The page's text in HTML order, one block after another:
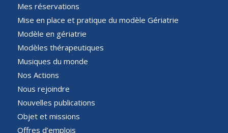
Mes réservations
Mise en place et pratique du modèle Gériatrie
Modèle en gériatrie
Modèles thérapeutiques
Musiques du monde
Nos Actions
Nous rejoindre
Nouvelles publications
Objet et missions
Offres d’emplois